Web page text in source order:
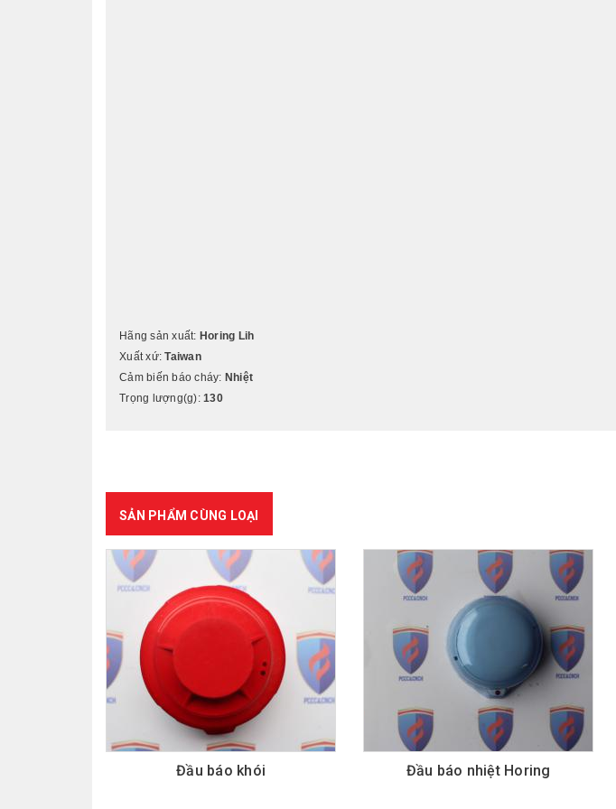
Hãng sản xuất: Horing Lih
Xuất xứ:Taiwan
Cảm biến báo cháy: Nhiệt
Trọng lượng(g): 130
SẢN PHẨM CÙNG LOẠI
Đầu báo khói Đầu báo nhiệt Horing